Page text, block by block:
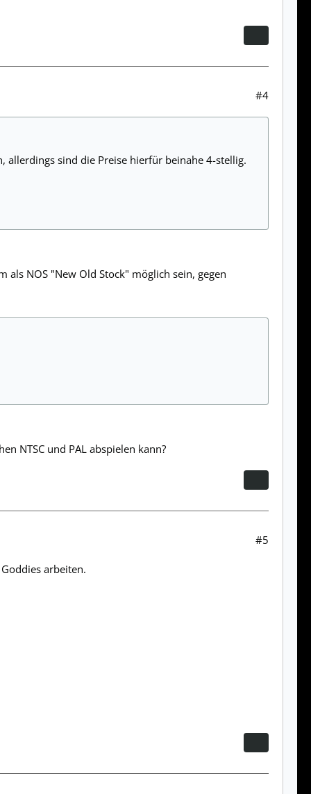
#4
allerdings sind die Preise hierfür beinahe 4-stellig.
als NOS "New Old Stock" möglich sein, gegen
NTSC und PAL abspielen kann?
#5
arbeiten.